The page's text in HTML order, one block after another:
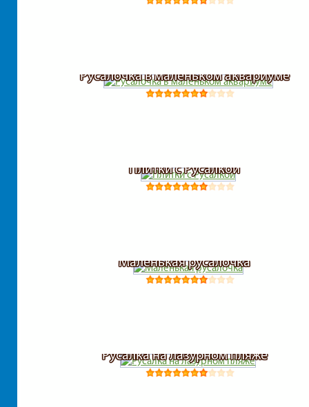
Русалочка в маленьком аквариуме
Плитки с Русалкой
Маленькая русалочка
Русалка на лазурном пляже